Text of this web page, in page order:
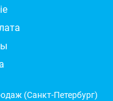
(Санкт-Петербург)